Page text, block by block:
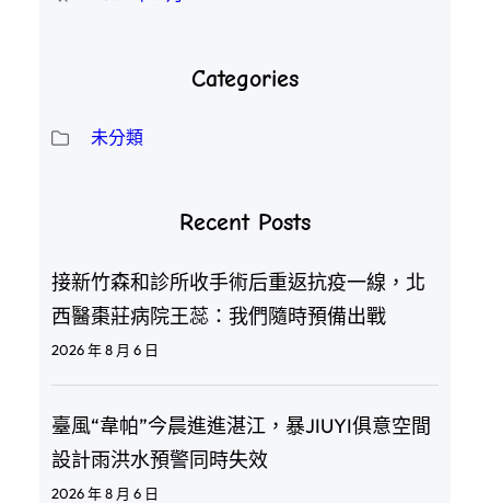
Categories
未分類
Recent Posts
接新竹森和診所收手術后重返抗疫一線，北
西醫棗莊病院王蕊：我們隨時預備出戰
2026 年 8 月 6 日
臺風“韋帕”今晨進進湛江，暴JIUYI俱意空間
設計雨洪水預警同時失效
2026 年 8 月 6 日